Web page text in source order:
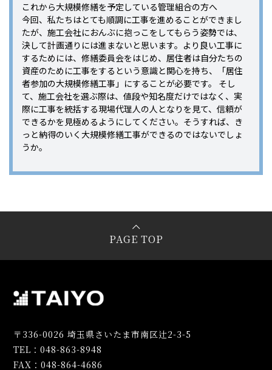
これから大規模修繕を予定している管理組合の方へ
今回、私たちはとても順調に工事を進めることができまし
たが、施工会社におんぶに抱っこをしてもらう姿勢では、
決して計画通りには進まないと思います。より良い工事に
するためには、修繕委員会をはじめ、居住者は自分たちの
資産のために工事をするという意識と関心を持ち、「居住
者参加の大規模修繕工事」にすることが必要です。 そし
て、施工会社を選ぶ際は、値段や知名度だけではなく、実
際に工事を統括する現場代理人の人となりを見て、信頼が
できるかを見極めるようにしてください。そうすれば、き
っと納得のいく大規模修繕工事ができるのではないでしょ
うか。
PAGE TOP
〒336-0026 埼玉県さいたま市南区辻2-3-5
TEL：048-863-8948
FAX：048-864-4686